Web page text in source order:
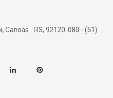
Canoas - RS, 92120-080 - (51)
Linkedin Pinterest